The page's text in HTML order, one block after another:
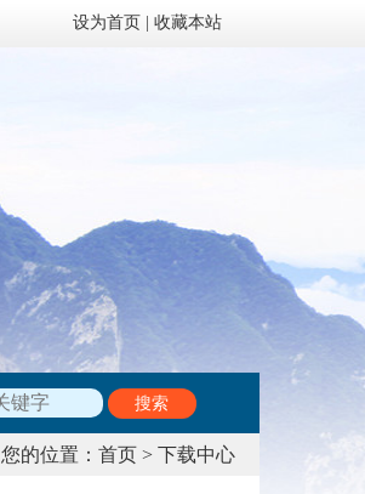
设为首页 | 收藏本站
搜索
您的位置： 首页 > 下载中心